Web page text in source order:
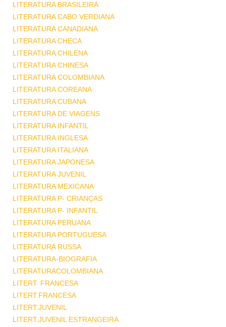
LITERATURA BRASILEIRA
LITERATURA CABO VERDIANA
LITERATURA CANADIANA
LITERATURA CHECA
LITERATURA CHILENA
LITERATURA CHINESA
LITERATURA COLOMBIANA
LITERATURA COREANA
LITERATURA CUBANA
LITERATURA DE VIAGENS
LITERATURA INFANTIL
LITERATURA INGLESA
LITERATURA ITALIANA
LITERATURA JAPONESA
LITERATURA JUVENIL
LITERATURA MEXICANA
LITERATURA P- CRIANÇAS
LITERATURA P- INFANTIL
LITERATURA PERUANA
LITERATURA PORTUGUESA
LITERATURA RUSSA
LITERATURA-BIOGRAFIA
LITERATURACOLOMBIANA
LITERT. FRANCESA
LITERT.FRANCESA
LITERT.JUVENIL
LITERT.JUVENIL ESTRANGEIRA